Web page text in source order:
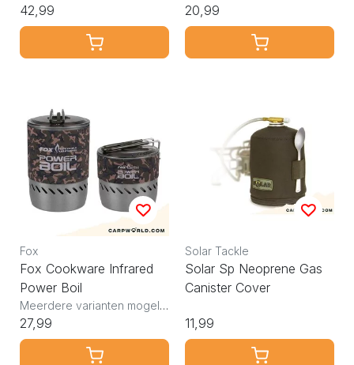
42,99 20,99
Fox
Fox Cookware Infrared
Power Boil
Meerdere varianten mogelijk
27,99
Solar Tackle
Solar Sp Neoprene Gas
Canister Cover
11,99